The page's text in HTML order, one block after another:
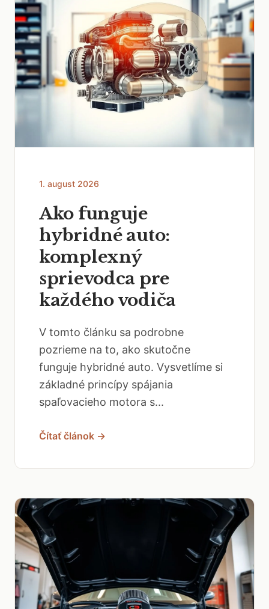
1. august 2026
Ako funguje
hybridné auto:
komplexný
sprievodca pre
každého vodiča
V tomto článku sa podrobne
pozrieme na to, ako skutočne
funguje hybridné auto. Vysvetlíme si
základné princípy spájania
spaľovacieho motora s...
Čítať článok →